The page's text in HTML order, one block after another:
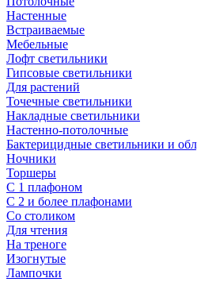
Настенные
Встраиваемые
Мебельные
Лофт светильники
Гипсовые светильники
Для растений
Точечные светильники
Накладные светильники
Настенно-потолочные
Бактерицидные светильники и
Ночники
Торшеры
С 1 плафоном
С 2 и более плафонами
Со столиком
Для чтения
На треноге
Изогнутые
Лампочки